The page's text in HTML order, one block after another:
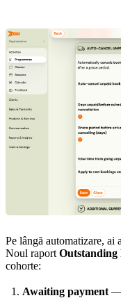
Pe lângă automatizare, ai
Noul raport Outstanding
cohorte:
Awaiting payment —